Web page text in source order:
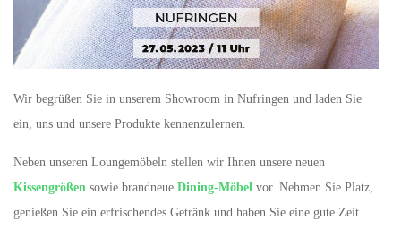
Wir begrüßen Sie in unserem Showroom in Nufringen und laden Sie
ein, uns und unsere Produkte kennenzulernen.
Neben unseren Loungemöbeln stellen wir Ihnen unsere neuen
Kissengrößen sowie brandneue Dining-Möbel vor. Nehmen Sie Platz,
genießen Sie ein erfrischendes Getränk und haben Sie eine gute Zeit